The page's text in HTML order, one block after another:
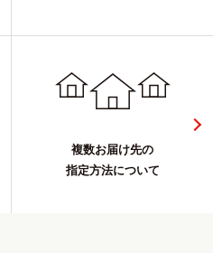
複数お届け先の
指定方法について